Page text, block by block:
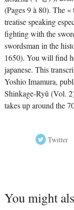
(Pages 9 à 80). The
treatise speaking
fighting with the
swordsman in the
1650). You will find
japanese. This
Yoshio Imamura,
Shinkage-Ryû (Vol.
takes up around the
Twitter
You might